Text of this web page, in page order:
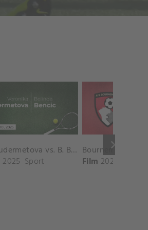
keyboard_arrow_right
V. Kudermetova vs. B. Bencic Match Highlights - CINCINNATI_Champions Court ( August 10, 2025)
2025 Sport Film 2025